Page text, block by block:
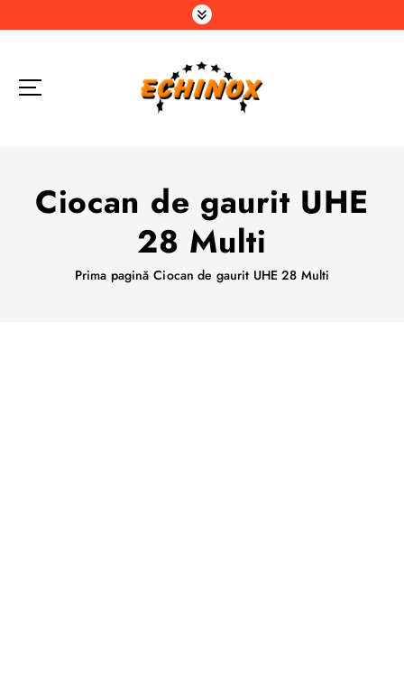
a
Ciocan de gaurit UHE
28 Multi
Prima pagină Ciocan de gaurit UHE 28 Multi